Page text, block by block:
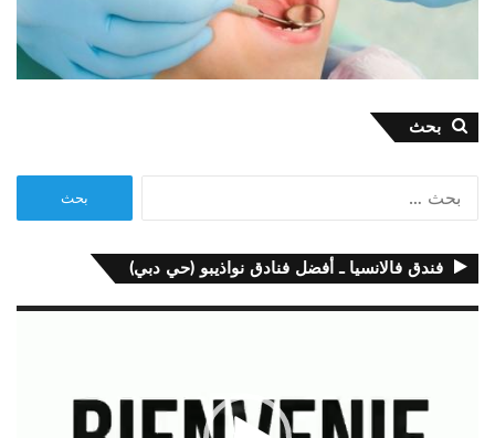
بحث
فندق فالانسيا ـ أفضل فنادق نواذيبو (حي دبي)
مشغل